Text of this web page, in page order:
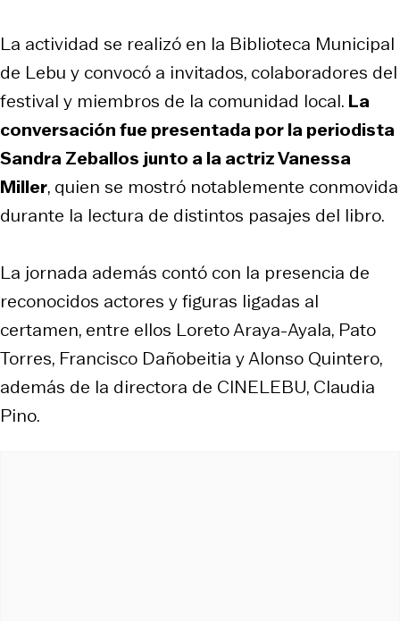
La actividad se realizó en la Biblioteca Municipal
de Lebu y convocó a invitados, colaboradores del
festival y miembros de la comunidad local. La
conversación fue presentada por la periodista
Sandra Zeballos junto a la actriz Vanessa
Miller, quien se mostró notablemente conmovida
durante la lectura de distintos pasajes del libro.
La jornada además contó con la presencia de
reconocidos actores y figuras ligadas al
certamen, entre ellos Loreto Araya-Ayala, Pato
Torres, Francisco Dañobeitia y Alonso Quintero,
además de la directora de CINELEBU, Claudia
Pino.